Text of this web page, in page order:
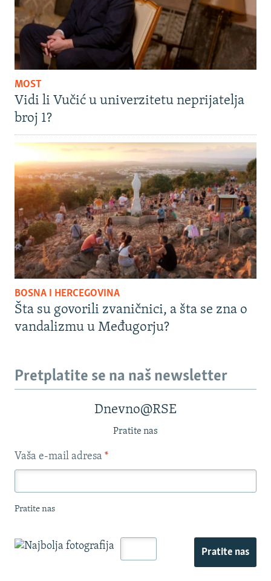
MOST
Vidi li Vučić u univerzitetu neprijatelja
broj 1?
BOSNA I HERCEGOVINA
Šta su govorili zvaničnici, a šta se zna o
vandalizmu u Međugorju?
Pretplatite se na naš newsletter
Dnevno@RSE
Pratite nas
Vaša e-mail adresa *
Pratite nas
Pratite nas